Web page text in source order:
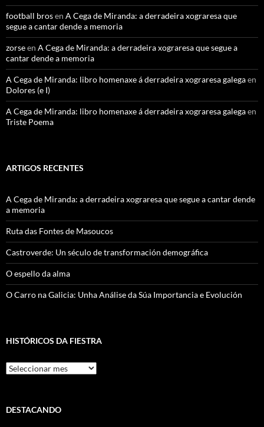
football brosen A Cega de Miranda: a derradeira xograresa que
segue a cantar dende a memoria
zorseen A Cega de Miranda: a derradeira xograresa que segue a
cantar dende a memoria
A Cega de Miranda: libro homenaxe á derradeira xograresa galegaen
Dolores (e I)
A Cega de Miranda: libro homenaxe á derradeira xograresa galegaen
Triste Poema
ARTIGOS RECENTES
A Cega de Miranda: a derradeira xograresa que segue a cantar dende
a memoria
Ruta das Fontes de Masoucos
Castroverde: Un século de transformación demográfica
O espello da alma
O Carro na Galicia: Unha Análise da Súa Importancia e Evolución
HISTÓRICOS DA FIESTRA
Históricos
Da
DESTACANDO